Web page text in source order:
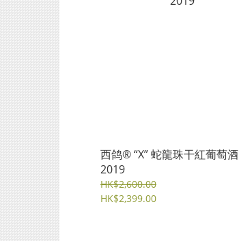
⻄鸽® “X” 蛇龍珠⼲紅葡萄酒
2019
HK$2,600.00
HK$2,399.00